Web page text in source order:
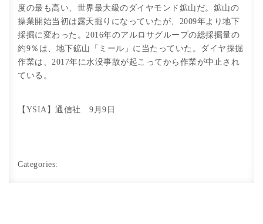
度の最も高い、世界最大級のダイヤモンド鉱山だ。鉱山の
操業開始当初は露天掘りになっていたが、2009年より地下
採掘に変わった。2016年のアルロサグループの総採掘量の
約9％は、地下鉱山「ミール」に当たっていた。ダイヤ採掘
作業は、2017年に水没事故が起こってから作業が中止され
ている。
【YSIA】通信社 9月9日
Categories: